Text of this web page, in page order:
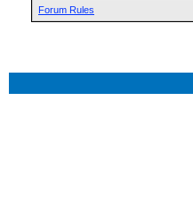
Forum Rules